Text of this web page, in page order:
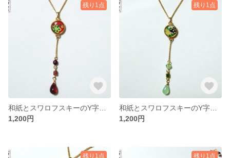
残り1点
1,200円
残り1点
1,200円
残り1点 残り1点